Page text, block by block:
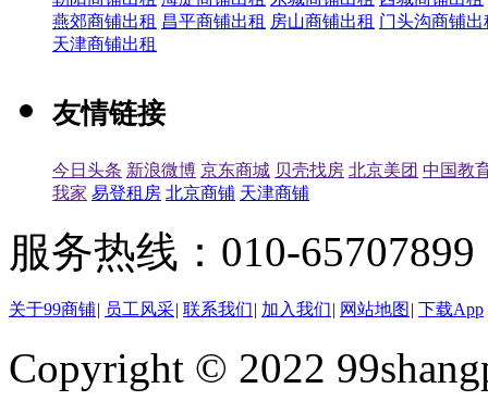
燕郊商铺出租 昌平商铺出租 房山商铺出租 门头沟商铺出
天津商铺出租
友情链接
今日头条 新浪微博 京东商城 贝壳找房 北京美团 中国教
我家 易登租房 北京商铺 天津商铺
服务热线：010-
关于99商铺| 员工风采| 联系我们| 加入我们| 网站地图 | 下载App
Copyright © 2022